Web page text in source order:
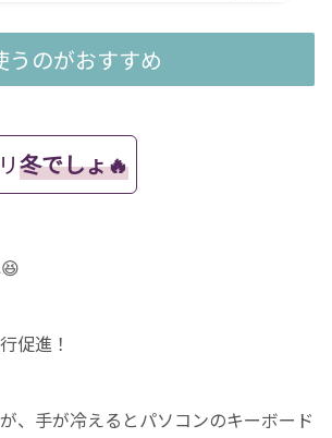
うのがおすすめ
冬でしょ🔥
促進！
、手が冷えるとパソコンのキーボード